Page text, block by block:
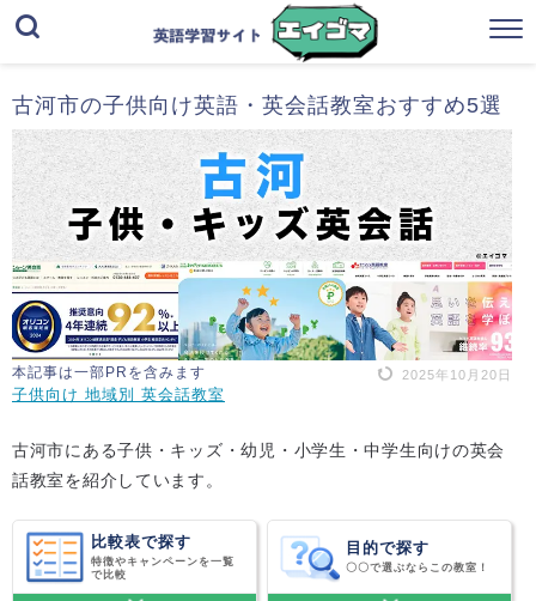
古河市の子供向け英語・英会話教室おすすめ5選
本記事は一部PRを含みます 2025年10月20日
子供向け 地域別 英会話教室
古河市にある子供・キッズ・幼児・小学生・中学生向けの英会
話教室を紹介しています。
比較表で探す
特徴やキャンペーンを一覧
で比較
目的で探す
〇〇で選ぶならこの教室！